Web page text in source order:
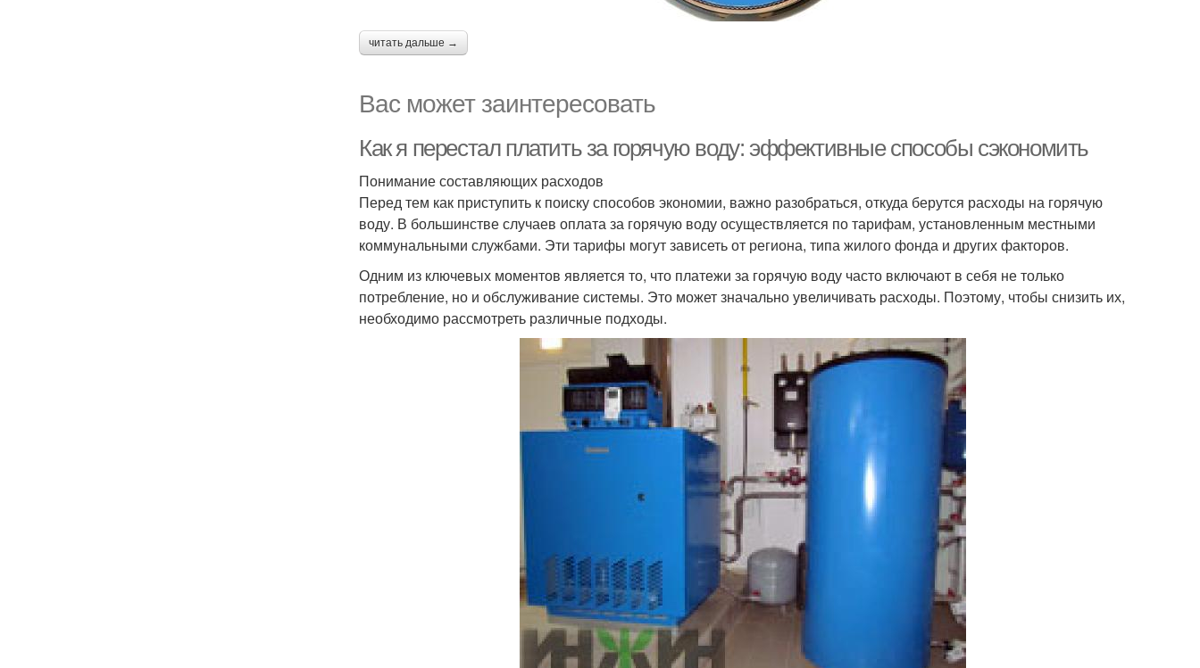
читать дальше →
Вас может заинтересовать
Как я перестал платить за горячую воду: эффективные способы сэкономить
Понимание составляющих расходов
Перед тем как приступить к поиску способов экономии, важно разобраться, откуда берутся расходы на горячую
воду. В большинстве случаев оплата за горячую воду осуществляется по тарифам, установленным местными
коммунальными службами. Эти тарифы могут зависеть от региона, типа жилого фонда и других факторов.
Одним из ключевых моментов является то, что платежи за горячую воду часто включают в себя не только
потребление, но и обслуживание системы. Это может значально увеличивать расходы. Поэтому, чтобы снизить их,
необходимо рассмотреть различные подходы.